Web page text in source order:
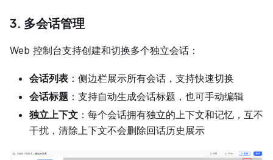
3. 多会话管理
Web 控制台支持创建和切换多个独立会话：
会话列表 ：侧边栏展示所有会话，支持快速切换
会话标题 ：支持自动生成会话标题，也可手动编辑
独立上下文 ：每个会话拥有独立的上下文和记忆，互不
干扰，清除上下文不会删除回话历史展示